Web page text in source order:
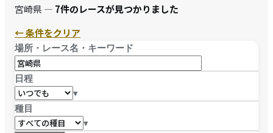
宮崎県 — 7件のレースが見つかりました
← 条件をクリア
場所・レース名・キーワード
日程
▾
種目
▾